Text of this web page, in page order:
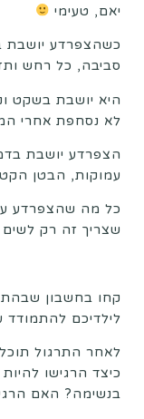
יאם, טעימי
כשהצפרדע
סביבה, כל רחש
היא יושבת בשקט
לא נסחפת אחרי
הצפרדע יושבת
עמוקות, הבטן
כל מה שהצפרדע
שצריך זה רק
קחו בחשבון
לילדיכם
לאחר התרגול
כיצד הרגישו
בנשימה? האם